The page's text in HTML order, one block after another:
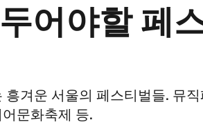
어야할 페
겨운 서울의 페스티벌들. 뮤
문화축제 등.